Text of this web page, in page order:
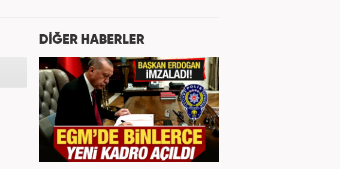
DİĞER HABERLER